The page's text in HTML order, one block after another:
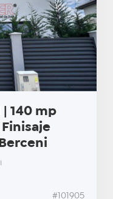
| 140 mp
#101905